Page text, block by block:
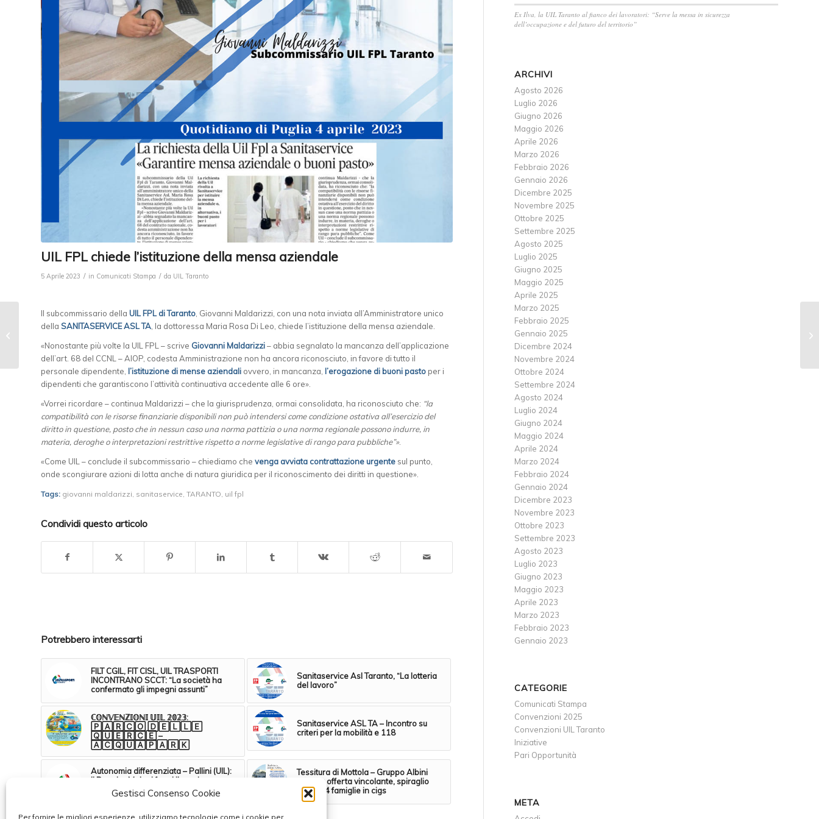
Gestisci Consenso Cookie
Per fornire le migliori esperienze, utilizziamo tecnologie come i cookie per
UIL FPL chiede l’istituzione della mensa aziendale
5 Aprile 2023 / in Comunicati Stampa / da UIL Taranto
Il subcommissario della UIL FPL di Taranto , Giovanni Maldarizzi, con una nota inviata all’Amministratore unico
della SANITASERVICE ASL TA , la dottoressa Maria Rosa Di Leo, chiede l’istituzione della mensa aziendale.
«Nonostante più volte la UIL FPL – scrive Giovanni Maldarizzi– abbia segnalato la mancanza dell’applicazione
dell’art. 68 del CCNL – AIOP, codesta Amministrazione non ha ancora riconosciuto, in favore di tutto il
personale dipendente, l’istituzione di mense aziendali ovvero, in mancanza, l’erogazione di buoni pastoper i
dipendenti che garantiscono l’attività continuativa accedente alle 6 ore».
«Vorrei ricordare – continua Maldarizzi – che la giurisprudenza, ormai consolidata, ha riconosciuto che: “la
compatibilità con le risorse finanziarie disponibili non può intendersi come condizione ostativa all’esercizio del
diritto in questione, posto che in nessun caso una norma pattizia o una norma regionale possono indurre, in
materia, deroghe o interpretazioni restrittive rispetto a norme legislative di rango para pubbliche”»
«Come UIL – conclude il subcommissario – chiediamo che venga avviata contrattazione urgente sul punto,
onde scongiurare azioni di lotta anche di natura giuridica per il riconoscimento dei diritti in questione».
Tags: giovanni maldarizzi, sanitaservice, TARANTO, uil fpl
Condividi questo articolo
Potrebbero interessarti
FILT CGIL, FIT CISL, UIL TRASPORTI
INCONTRANO SCCT: “La società ha
confermato gli impegni assunti”
Sanitaservice Asl Taranto, “La lotteria
del lavoro”
ℂ𝕆ℕ𝕍𝔼ℕℤ𝕀𝕆ℕ𝕀 𝕌𝕀𝕃 𝟚𝟘𝟚𝟛:
🄿🄰🅁🄲🄾 🄳🄴🄻🄻🄴
🅀🅄🄴🅁🄲🄴 –
🄰🄲🅀🅄🄰🄿🄰🅁🄺
Sanitaservice ASL TA – Incontro su
criteri per la mobilità e 118
Autonomia differenziata – Pallini (UIL):
Il Premier Meloni fermi il razzismo
territoriale. Si rischia di creare una
‘Italia spezzatino’
Tessitura di Mottola – Gruppo Albini
C’è una offerta vincolante, spiraglio
per le 94 famiglie in cigs
Ex Ilva, la UIL Taranto al fianco dei lavoratori: “Serve la messa in sicurezza
dell’occupazione e del futuro del territorio”
ARCHIVI
Agosto 2026
Luglio 2026
Giugno 2026
Maggio 2026
Aprile 2026
Marzo 2026
Febbraio 2026
Gennaio 2026
Dicembre 2025
Novembre 2025
Ottobre 2025
Settembre 2025
Agosto 2025
Luglio 2025
Giugno 2025
Maggio 2025
Aprile 2025
Marzo 2025
Febbraio 2025
Gennaio 2025
Dicembre 2024
Novembre 2024
Ottobre 2024
Settembre 2024
Agosto 2024
Luglio 2024
Giugno 2024
Maggio 2024
Aprile 2024
Marzo 2024
Febbraio 2024
Gennaio 2024
Dicembre 2023
Novembre 2023
Ottobre 2023
Settembre 2023
Agosto 2023
Luglio 2023
Giugno 2023
Maggio 2023
Aprile 2023
Marzo 2023
Febbraio 2023
Gennaio 2023
CATEGORIE
Comunicati Stampa
Convenzioni 2025
Convenzioni UIL Taranto
Iniziative
Pari Opportunità
META
ℂ𝕆ℕ𝕍𝔼ℕℤ𝕀𝕆ℕ𝕀 𝕌𝕀𝕃
𝟚𝟘𝟚𝟛: 🄼🄰🄶🄽🄰...